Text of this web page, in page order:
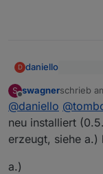
D daniello
@
debug
hoch ..
Geht das
S
Offline
swagnerschrieb
zuletzt
@daniello @
neu installiert
erzeugt, siehe a.)
a.)